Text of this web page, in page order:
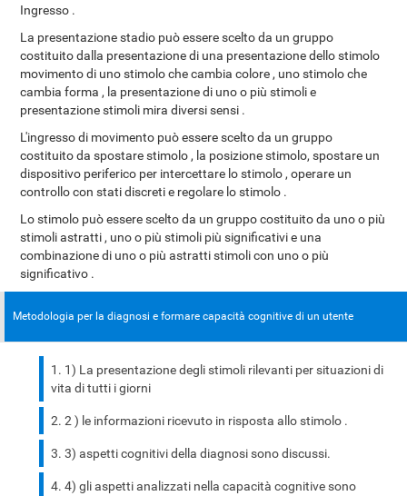
Ingresso .
La presentazione stadio può essere scelto da un gruppo
costituito dalla presentazione di una presentazione dello stimolo
movimento di uno stimolo che cambia colore , uno stimolo che
cambia forma , la presentazione di uno o più stimoli e
presentazione stimoli mira diversi sensi .
L'ingresso di movimento può essere scelto da un gruppo
costituito da spostare stimolo , la posizione stimolo, spostare un
dispositivo periferico per intercettare lo stimolo , operare un
controllo con stati discreti e regolare lo stimolo .
Lo stimolo può essere scelto da un gruppo costituito da uno o più
stimoli astratti , uno o più stimoli più significativi e una
combinazione di uno o più astratti stimoli con uno o più
significativo .
Metodologia per la diagnosi e formare capacità cognitive di un utente
1) La presentazione degli stimoli rilevanti per situazioni di
vita di tutti i giorni
2 ) le informazioni ricevuto in risposta allo stimolo .
3) aspetti cognitivi della diagnosi sono discussi.
4) gli aspetti analizzati nella capacità cognitive sono